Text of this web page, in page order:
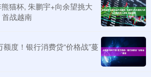
猫杯, 朱鹏宇+向余望挑大
战越南
度！银行消费贷“价格战”蔓